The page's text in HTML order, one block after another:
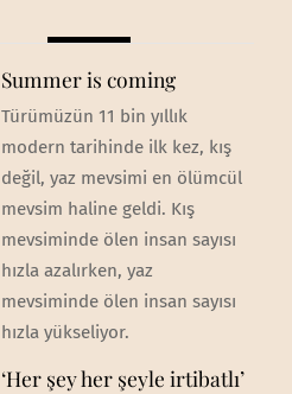
Summer is coming
Türümüzün 11 bin yıllık
modern tarihinde ilk kez, kış
değil, yaz mevsimi en ölümcül
mevsim haline geldi. Kış
mevsiminde ölen insan sayısı
hızla azalırken, yaz
mevsiminde ölen insan sayısı
hızla yükseliyor.
‘Her şey her şeyle irtibatlı’